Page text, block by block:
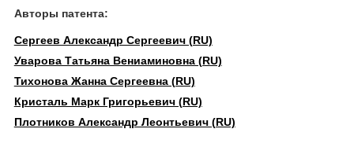
Авторы патента:
Сергеев Александр Сергеевич (RU)
Уварова Татьяна Вениаминовна (RU)
Тихонова Жанна Сергеевна (RU)
Кристаль Марк Григорьевич (RU)
Плотников Александр Леонтьевич (RU)